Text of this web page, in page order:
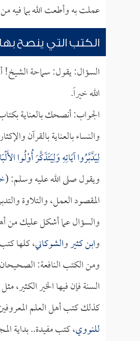
عملت به وأطعت الله بما فيه
الكتب التي ينصح بها
السؤال: يقول: سماحة الشيخ!
الله خيراً.
الجواب: أنصحك بالعناية
والنساء بالعناية بالقرآن
لِيَدَّبَّرُوا آيَاتِهِ وَلِيَتَذَكَّرَ أُوْلُوا
ويقول صلى الله عليه وسلم: (
المقصود العمل، والتلاوة
والسؤال عما أشكل عليك من
وابن كثيروالشوكاني، كلها
ومن الكتب النافعة: الصحيحان
السنة فإن فيها الخير الكثير،
كذلك كتب أهل العلم المعروفين
للنووي، كتب مفيدة.. بداية